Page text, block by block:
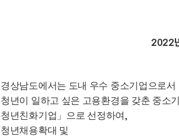
2022
경상남도에서는 도내 우수 중소기업으로서
청년이 일하고 싶은 고용환경을 갖춘 중소
청년친화기업 」 으로 선정하여 ,
청년채용확대 및